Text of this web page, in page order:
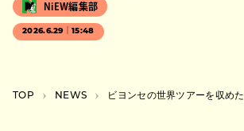
NiEW編集部
2026.6.29｜15:48
TOP NEWS ビヨンセの世界ツアーを収めた映画の日本公開が決定、バックステージにも密着